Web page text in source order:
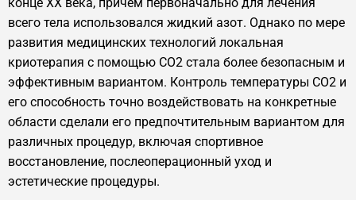
всего тела использовался жидкий азот. Однако по мере
развития медицинских технологий локальная
криотерапия с помощью CO2 стала более безопасным и
эффективным вариантом. Контроль температуры CO2 и
его способность точно воздействовать на конкретные
области сделали его предпочтительным вариантом для
различных процедур, включая спортивное
восстановление, послеоперационный уход и
эстетические процедуры.